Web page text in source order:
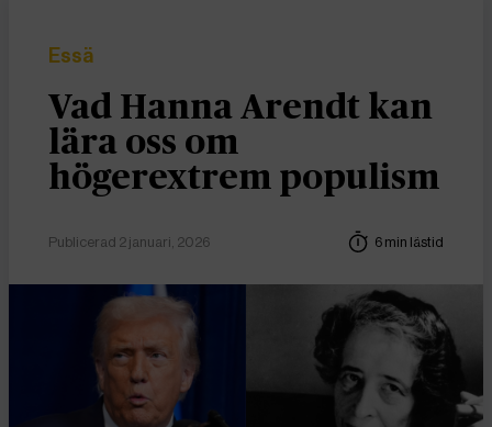
Essä
Vad Hanna Arendt kan
lära oss om
högerextrem populism
Publicerad 2 januari, 2026 6 min lästid